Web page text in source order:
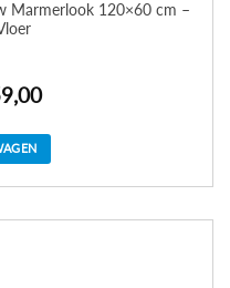
Marmerlook 120×60 cm –